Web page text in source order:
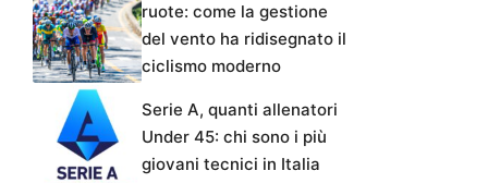
ruote: come la gestione
del vento ha ridisegnato il
ciclismo moderno
Serie A, quanti allenatori
Under 45: chi sono i più
giovani tecnici in Italia